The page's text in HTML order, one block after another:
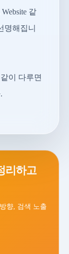
같
명해집니
이 다루면
리하고
향, 검색 노출